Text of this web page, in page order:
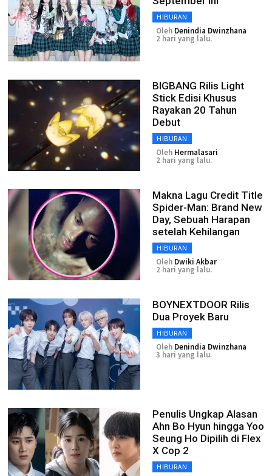
HIBURAN
Oleh Denindia Dwinzhana
2 hari yang lalu.
BIGBANG Rilis Light
Stick Edisi Khusus
Rayakan 20 Tahun
Debut
HIBURAN
Oleh Hermalasari
2 hari yang lalu.
Makna Lagu Credit Title
Spider-Man: Brand New
Day, Sebuah Harapan
setelah Kehilangan
HIBURAN
Oleh Dwiki Akbar
2 hari yang lalu.
BOYNEXTDOOR Rilis
Dua Proyek Baru
HIBURAN
Oleh Denindia Dwinzhana
3 hari yang lalu.
Penulis Ungkap Alasan
Ahn Bo Hyun hingga Yoo
Seung Ho Dipilih di Flex
X Cop 2
HIBURAN